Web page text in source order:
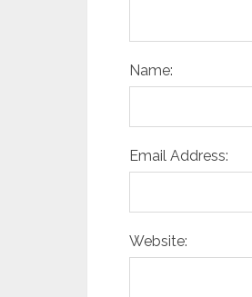
Name:
Email Address:
Website: